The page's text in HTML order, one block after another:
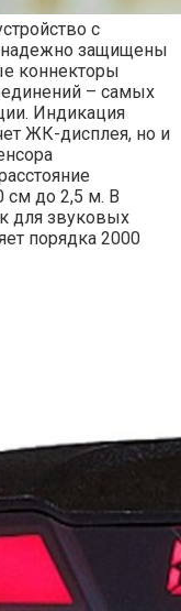
с
надежно защищены
коннекторы
– самых
Индикация
ЖК-дисплея, но и
см до 2,5 м. В
для звуковых
порядка 2000